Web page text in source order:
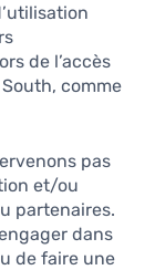
de l’accès
comme
pas
et/ou
partenaires.
dans
de faire une